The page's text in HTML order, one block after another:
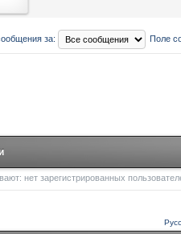
за: Поле
нет зарегистрированных